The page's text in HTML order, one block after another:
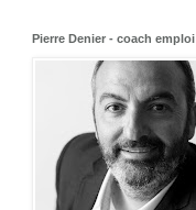
Pierre Denier - coach emploi